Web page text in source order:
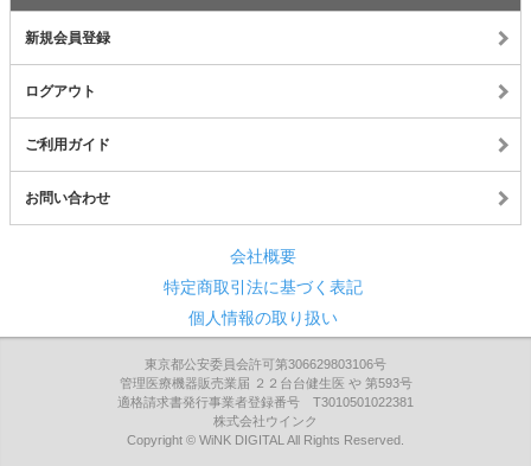
新規会員登録
ログアウト
ご利用ガイド
お問い合わせ
会社概要
特定商取引法に基づく表記
個人情報の取り扱い
東京都公安委員会許可第306629803106号
管理医療機器販売業届 ２２台台健生医 や 第593号
適格請求書発行事業者登録番号 T3010501022381
株式会社ウインク
Copyright © WiNK DIGITAL All Rights Reserved.